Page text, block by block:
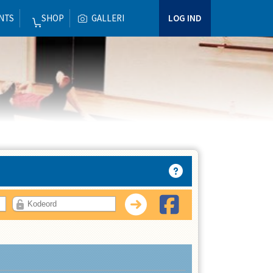
SHOP GALLERI LOG IND